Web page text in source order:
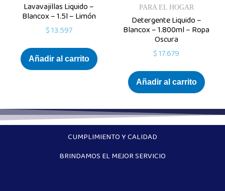
Lavavajillas Liquido –
Blancox – 1.5l – Limón
$13.597
Añadir al carrito
PARA EL HOGAR
Detergente Liquido –
Blancox – 1.800ml – Ropa
Oscura
$17.679
Añadir al carrito
CUMPLIMIENTO Y CALIDAD
BRINDAMOS EL MEJOR SERVICIO